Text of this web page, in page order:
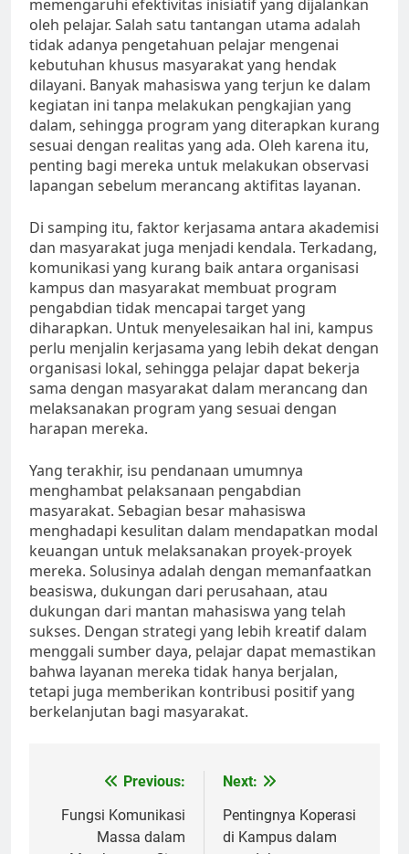
memengaruhi efektivitas inisiatif yang dijalankan
oleh pelajar. Salah satu tantangan utama adalah
tidak adanya pengetahuan pelajar mengenai
kebutuhan khusus masyarakat yang hendak
dilayani. Banyak mahasiswa yang terjun ke dalam
kegiatan ini tanpa melakukan pengkajian yang
dalam, sehingga program yang diterapkan kurang
sesuai dengan realitas yang ada. Oleh karena itu,
penting bagi mereka untuk melakukan observasi
lapangan sebelum merancang aktifitas layanan.
Di samping itu, faktor kerjasama antara akademisi
dan masyarakat juga menjadi kendala. Terkadang,
komunikasi yang kurang baik antara organisasi
kampus dan masyarakat membuat program
pengabdian tidak mencapai target yang
diharapkan. Untuk menyelesaikan hal ini, kampus
perlu menjalin kerjasama yang lebih dekat dengan
organisasi lokal, sehingga pelajar dapat bekerja
sama dengan masyarakat dalam merancang dan
melaksanakan program yang sesuai dengan
harapan mereka.
Yang terakhir, isu pendanaan umumnya
menghambat pelaksanaan pengabdian
masyarakat. Sebagian besar mahasiswa
menghadapi kesulitan dalam mendapatkan modal
keuangan untuk melaksanakan proyek-proyek
mereka. Solusinya adalah dengan memanfaatkan
beasiswa, dukungan dari perusahaan, atau
dukungan dari mantan mahasiswa yang telah
sukses. Dengan strategi yang lebih kreatif dalam
menggali sumber daya, pelajar dapat memastikan
bahwa layanan mereka tidak hanya berjalan,
tetapi juga memberikan kontribusi positif yang
berkelanjutan bagi masyarakat.
navigation
Previous:
Fungsi Komunikasi
Massa dalam
Next:
Pentingnya Koperasi
di Kampus dalam